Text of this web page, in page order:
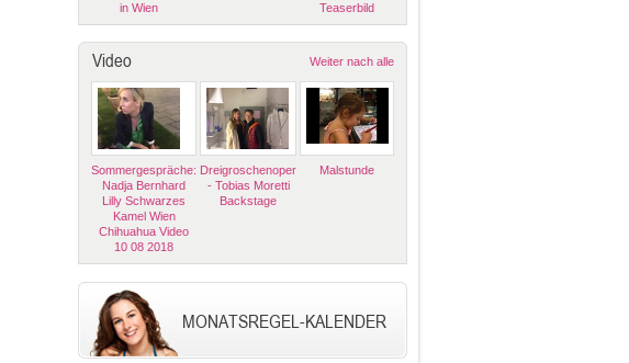
in Wien
Teaserbild
Video Weiter nach alle
Sommergespräche:
Nadja Bernhard
Lilly Schwarzes
Kamel Wien
Chihuahua Video
10 08 2018
Dreigroschenoper
- Tobias Moretti
Backstage
Malstunde
MONATSREGEL-KALENDER